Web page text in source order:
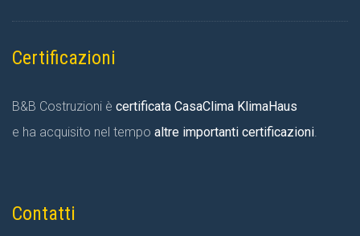
Certificazioni
B&B Costruzioni è certificata CasaClima KlimaHaus
e ha acquisito nel tempo altre importanti certificazioni
Contatti